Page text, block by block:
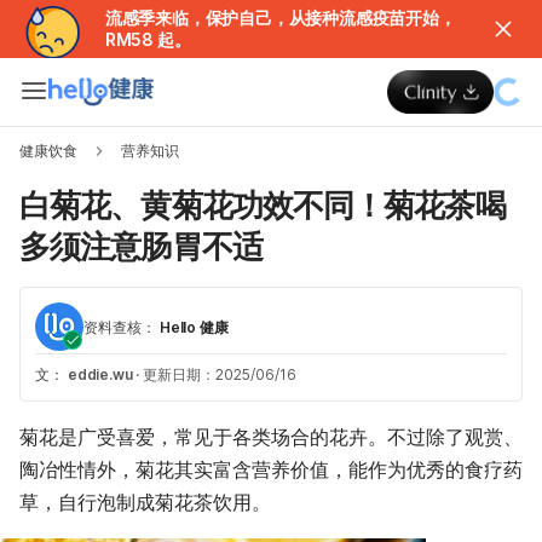
流感季来临，保护自己，从接种流感疫苗开始，
RM58 起。
健康饮食 营养知识
白菊花、黄菊花功效不同！菊花茶喝
多须注意肠胃不适
资料查核： Hello 健康
文： eddie.wu · 更新日期：2025/06/16
菊花是广受喜爱，常见于各类场合的花卉。不过除了观赏、
陶冶性情外，菊花其实富含营养价值，能作为优秀的食疗药
草，自行泡制成菊花茶饮用。